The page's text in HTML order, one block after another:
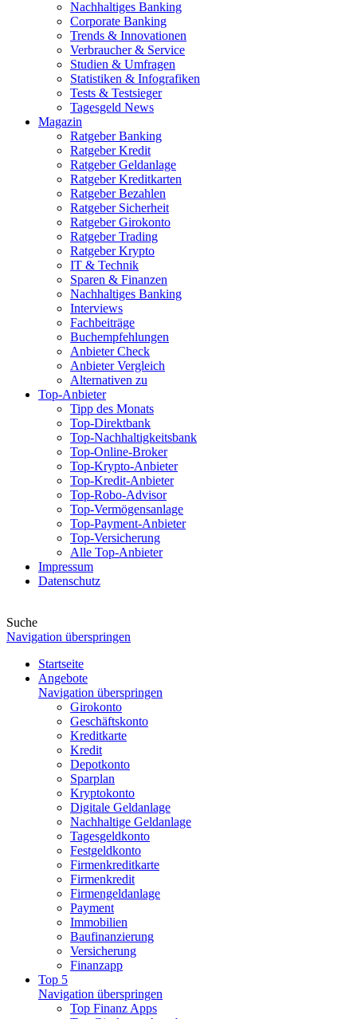
Nachhaltiges Banking
Corporate Banking
Trends & Innovationen
Verbraucher & Service
Studien & Umfragen
Statistiken & Infografiken
Tests & Testsieger
Tagesgeld News
Magazin
Ratgeber Banking
Ratgeber Kredit
Ratgeber Geldanlage
Ratgeber Kreditkarten
Ratgeber Bezahlen
Ratgeber Sicherheit
Ratgeber Girokonto
Ratgeber Trading
Ratgeber Krypto
IT & Technik
Sparen & Finanzen
Nachhaltiges Banking
Interviews
Fachbeiträge
Buchempfehlungen
Anbieter Check
Anbieter Vergleich
Alternativen zu
Top-Anbieter
Tipp des Monats
Top-Direktbank
Top-Nachhaltigkeitsbank
Top-Online-Broker
Top-Krypto-Anbieter
Top-Kredit-Anbieter
Top-Robo-Advisor
Top-Vermögensanlage
Top-Payment-Anbieter
Top-Versicherung
Alle Top-Anbieter
Impressum
Datenschutz
Suche
Navigation überspringen
Startseite
Angebote
Navigation überspringen
Girokonto
Geschäftskonto
Kreditkarte
Kredit
Depotkonto
Sparplan
Kryptokonto
Digitale Geldanlage
Nachhaltige Geldanlage
Tagesgeldkonto
Festgeldkonto
Firmenkreditkarte
Firmenkredit
Firmengeldanlage
Payment
Immobilien
Baufinanzierung
Versicherung
Finanzapp
Top 5
Navigation überspringen
Top Finanz Apps